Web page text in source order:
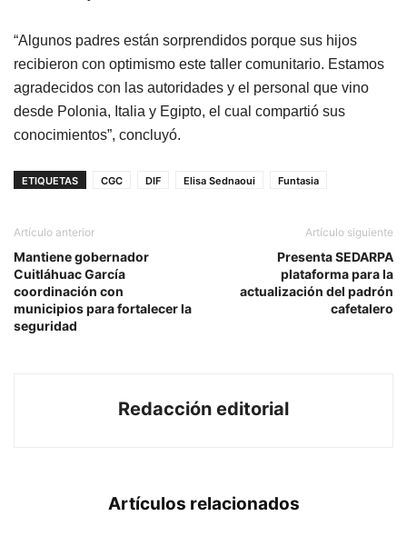
“Algunos padres están sorprendidos porque sus hijos
recibieron con optimismo este taller comunitario. Estamos
agradecidos con las autoridades y el personal que vino
desde Polonia, Italia y Egipto, el cual compartió sus
conocimientos”, concluyó.
ETIQUETAS CGC DIF Elisa Sednaoui Funtasia
Artículo anterior
Mantiene gobernador
Cuitláhuac García
coordinación con
municipios para fortalecer la
seguridad
Artículo siguiente
Presenta SEDARPA
plataforma para la
actualización del padrón
cafetalero
Redacción editorial
Artículos relacionados